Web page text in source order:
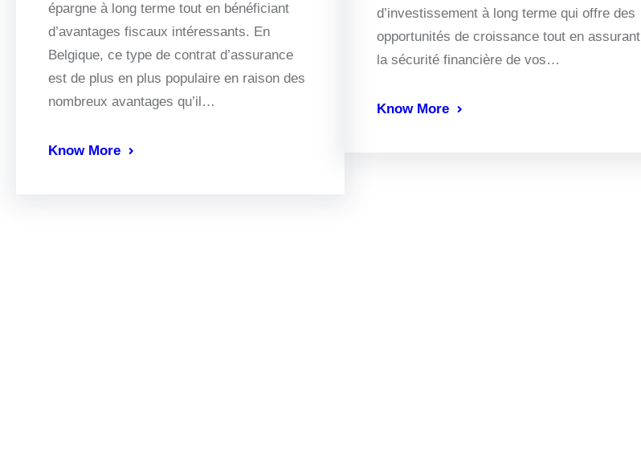
épargne à long terme tout en bénéficiant
d’avantages fiscaux intéressants. En
Belgique, ce type de contrat d’assurance
est de plus en plus populaire en raison des
nombreux avantages qu’il…
Know More
d’investissement à long terme qui offre des
opportunités de croissance tout en assurant
la sécurité financière de vos…
Know More